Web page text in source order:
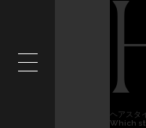
ヘアスタ
Which